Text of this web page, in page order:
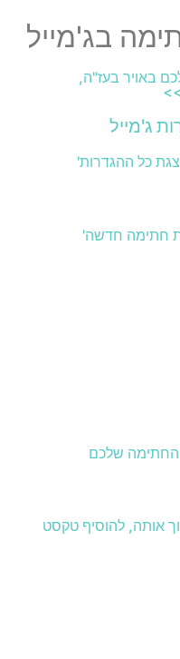
בג'מייל
באויר בעז"ה,
כל ההגדרות'
חתימה חדשה'
החתימה שלכם
אותה, להוסיף טקסט